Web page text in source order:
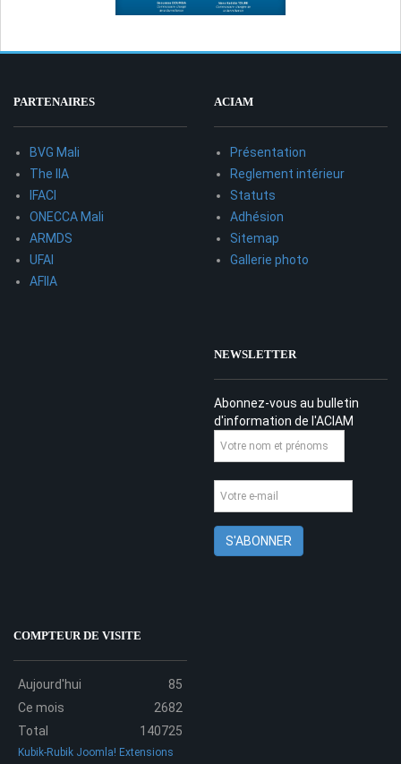
PARTENAIRES
BVG Mali
The IIA
IFACI
ONECCA Mali
ARMDS
UFAI
AFIIA
ACIAM
Présentation
Reglement intérieur
Statuts
Adhésion
Sitemap
Gallerie photo
NEWSLETTER
Abonnez-vous au bulletin
d'information de l'ACIAM
COMPTEUR DE VISITE
Aujourd'hui
85
Ce mois
2682
Total
140725
Kubik-Rubik Joomla! Extensions